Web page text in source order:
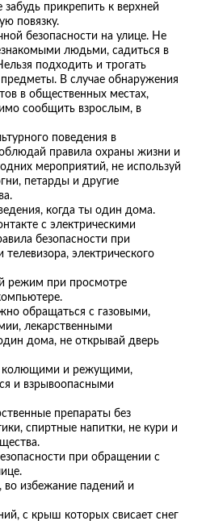
прикрепить к верхней
повязку.
безопасности на улице. Не
людьми, садиться в
подходить и трогать
В случае обнаружения
в общественных местах,
сообщить взрослым, в
поведения в
правила охраны жизни и
мероприятий, не используй
петарды и другие
когда ты один дома.
с электрическими
безопасности при
электрического
режим при просмотре
обращаться с газовыми,
лекарственными
дома, не открывай дверь
колющими и режущими,
и взрывоопасными
препараты без
спиртные напитки, не кури и
при обращении с
во избежание падений и
с крыш которых свисает снег